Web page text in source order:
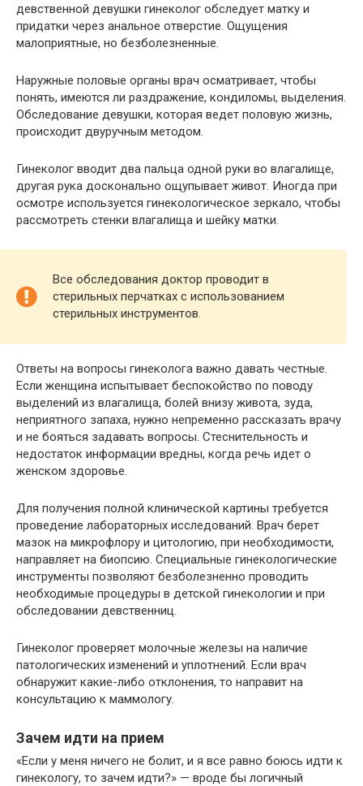
девственной девушки гинеколог обследует матку и
придатки через анальное отверстие. Ощущения
малоприятные, но безболезненные.
Наружные половые органы врач осматривает, чтобы
понять, имеются ли раздражение, кондиломы, выделения.
Обследование девушки, которая ведет половую жизнь,
происходит двуручным методом.
Гинеколог вводит два пальца одной руки во влагалище,
другая рука досконально ощупывает живот. Иногда при
осмотре используется гинекологическое зеркало, чтобы
рассмотреть стенки влагалища и шейку матки.
Все обследования доктор проводит в
стерильных перчатках с использованием
стерильных инструментов.
Ответы на вопросы гинеколога важно давать честные.
Если женщина испытывает беспокойство по поводу
выделений из влагалища, болей внизу живота, зуда,
неприятного запаха, нужно непременно рассказать врачу
и не бояться задавать вопросы. Стеснительность и
недостаток информации вредны, когда речь идет о
женском здоровье.
Для получения полной клинической картины требуется
проведение лабораторных исследований. Врач берет
мазок на микрофлору и цитологию, при необходимости,
направляет на биопсию. Специальные гинекологические
инструменты позволяют безболезненно проводить
необходимые процедуры в детской гинекологии и при
обследовании девственниц.
Гинеколог проверяет молочные железы на наличие
патологических изменений и уплотнений. Если врач
обнаружит какие-либо отклонения, то направит на
консультацию к маммологу.
Зачем идти на прием
«Если у меня ничего не болит, и я все равно боюсь идти к
гинекологу, то зачем идти?» — вроде бы логичный